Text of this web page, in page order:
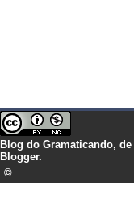
Blog do Gramaticando, de
Blogger.
©